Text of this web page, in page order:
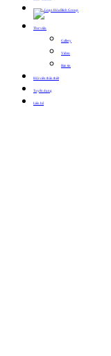
Thư viện
Gallery
Video
Bản tin
Hội viên thân thiết
Tuyển dụng
Liên hệ